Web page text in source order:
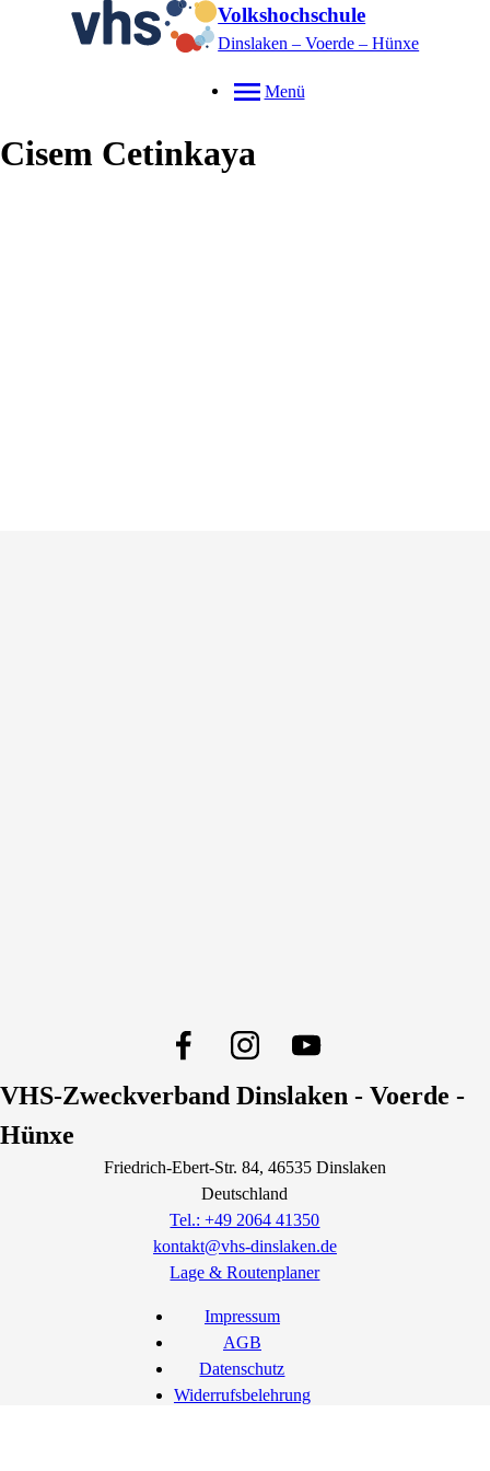
Volkshochschule
Dinslaken – Voerde – Hünxe
Menü
Cisem Cetinkaya
VHS-Zweckverband Dinslaken - Voerde -
Hünxe
Friedrich-Ebert-Str. 84, 46535 Dinslaken
Deutschland
Tel.: +49 2064 41350
kontakt@vhs-dinslaken.de
Lage & Routenplaner
Impressum
AGB
Datenschutz
Widerrufsbelehrung